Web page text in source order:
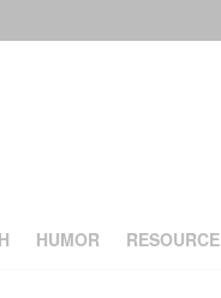
HUMOR RESOURCE